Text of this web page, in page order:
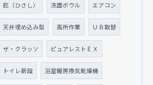
庇（ひさし） 洗面ボウル エアコン
天井埋め込み型 高所作業 ＵＢ取替
ザ・クラッソ ピュアレストＥＸ
トイレ新設 浴室暖房換気乾燥機